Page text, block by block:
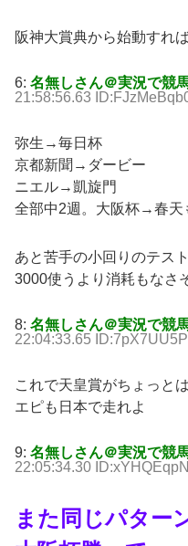
阪神大賞典から始動すれ
6: 名無しさん＠実況で競
21:58:56.63
弥生→毎日杯
京都新聞→ダービー
ニエル→凱旋門
全部中2週。大阪杯→春天
あと苦手の小回りのテス
3000使うより消耗もなさ
8: 名無しさん＠実況で競
22:04:33.65
これで天皇賞がちょっと
エピも日本で走れよ
9: 名無しさん＠実況で競
22:05:34.30
また同じパタ